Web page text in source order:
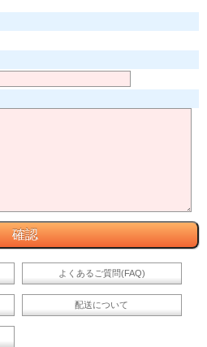
よくあるご質問(FAQ)
配送について